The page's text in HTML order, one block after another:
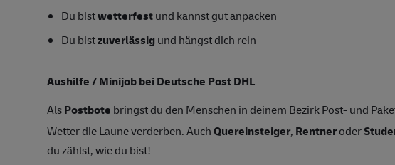
Du bistwetterfestund kannst gut anpacken
Du bistzuverlässig und hängst dich rein
Aushilfe / Minijob bei Deutsche Post DHL
AlsPostbote bringst du den Menschen in deinem Bezirk Post- und
Wetter die Laune verderben. AuchQuereinsteiger, Rentneroder
du zählst, wie du bist!